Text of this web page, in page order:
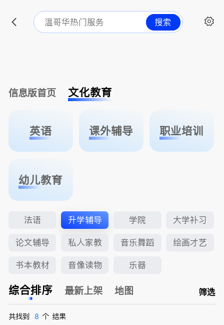
搜索
信息版首页 文化教育
英语 课外辅导 职业培训
幼儿教育
法语 升学辅导 学院 大学补习
论文辅导 私人家教 音乐舞蹈 绘画才艺
书本教材 音像读物 乐器
综合排序 最新上架 地图 筛选
共找到 8 个 结果